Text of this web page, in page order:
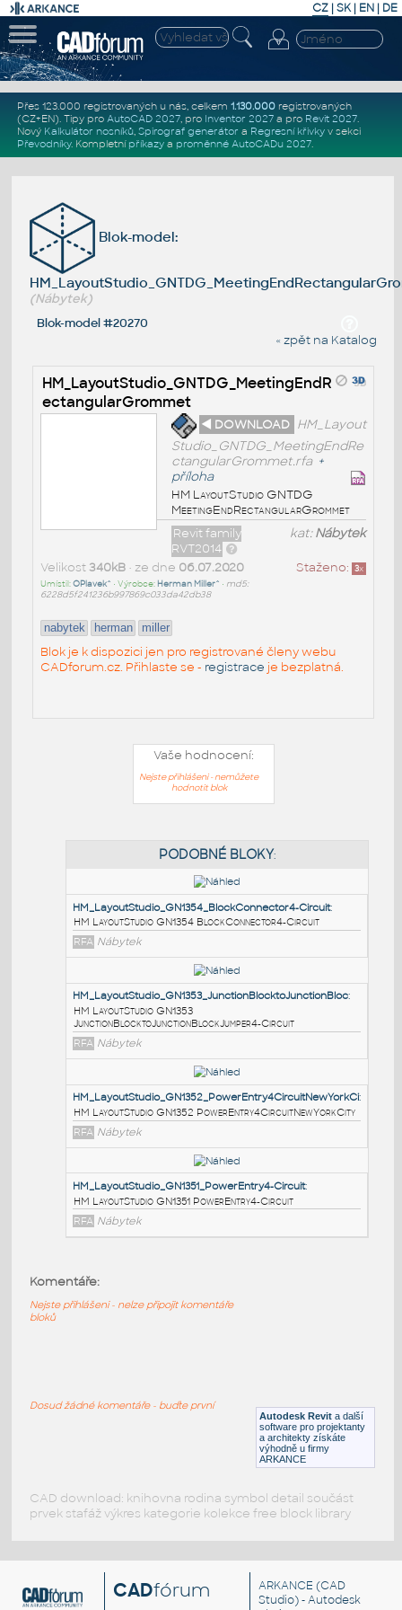
CZ | SK| EN | DE
Přes 123.000 registrovaných u nás, celkem 1.130.000registrovaných
(CZ+EN). Tipy pro AutoCAD 2027, pro Inventor 2027a pro Revit 2027.
Nový Kalkulátor nosníků, Spirograf generátor a Regresní křivkyv sekci
Převodníky. Kompletní příkazya proměnné AutoCADu 2027.
Blok-model:
(Nábytek)
Blok-model #20270
« zpět na Katalog
HM_LayoutStudio_GNTDG_MeetingEndR
ectangularGrommet
◄ DOWNLOAD HM_Layout
Studio_GNTDG_MeetingEndRe
ctangularGrommet.rfa +
příloha
HM LayoutStudio GNTDG
MeetingEndRectangularGrommet
kat:Nábytek
Revit family
RVT2014
Staženo: 3x
Velikost340kB• ze dne 06.07.2020
Umístil:OPlavek^ • Výrobce: Herman Miller^ • md5:
6228d5f241236b997869c033da42db38
nabytek herman miller
Blok je k dispozici jen pro registrované členy webu
CADforum.cz. Přihlaste se - registrace je bezplatná.
Vaše hodnocení:
Nejste přihlášeni - nemůžete
hodnotit blok
PODOBNÉ BLOKY
HM_LayoutStudio_GN1354_BlockConnector4-Circuit
HM LayoutStudio GN1354 BlockConnector4-Circuit
RFA Nábytek
HM LayoutStudio GN1353
JunctionBlocktoJunctionBlockJumper4-Circuit
RFA Nábytek
HM LayoutStudio GN1352
HM LayoutStudio GN1351 PowerEntry4-Circuit
Autodesk Revit a další
software pro projektanty
a architekty získáte
výhodně u firmy
ARKANCE
Komentáře:
Nejste přihlášeni - nelze připojit komentáře
bloků
Dosud žádné komentáře - buďte první
CAD download: knihovna rodina symbol detail součást
prvek stafáž výkres kategorie kolekce free block library
CADfórum ARKANCE (CAD
Studio) - Autodesk